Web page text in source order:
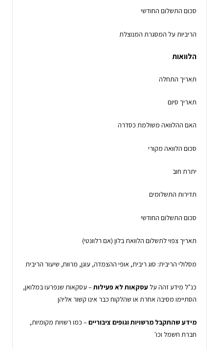
סכום התשלום החודשי
הריביות על המסגרת המנוצלת
הלוואות
תאריך התחלה
תאריך סיום
האם ההלוואה משולמת כסדרה
סכום הלוואה מקורי
יתרת חוב
תדירות התשלומים
סכום התשלום החודשי
תאריך צפוי לתשלום הלוואת בלון (אם רלוונטי)
מסלולי הריבית: סוג ריבית, אופי ההצמדה, עוגן, מרווח, שיעור הריבית
כנ"ל מידע זהה על עסקאות לא פעילות– עסקאות שנפרעו במלואן,
הסתיימו מסיבה אחרת או שהלקוח כבר אינו קשור אליהן
מידע שהתקבל מרשויות וגופים ציבוריים– כמו רשויות מקומיות,
חברת חשמל וכו'